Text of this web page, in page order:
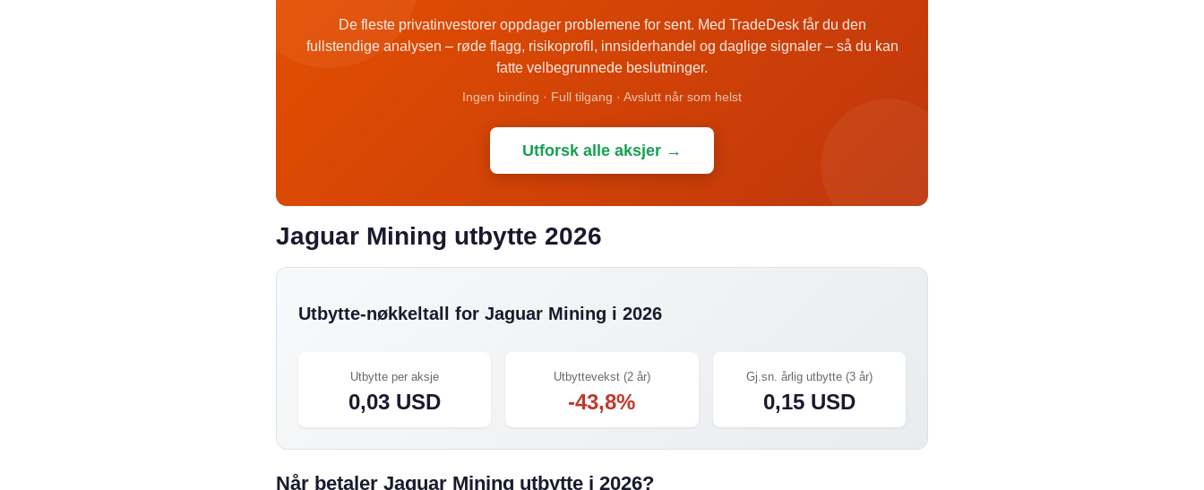
De fleste privatinvestorer oppdager problemene for sent. Med TradeDesk får du den
fullstendige analysen – røde flagg, risikoprofil, innsiderhandel og daglige signaler – så du kan
fatte velbegrunnede beslutninger.
Ingen binding · Full tilgang · Avslutt når som helst
Utforsk alle aksjer →
Jaguar Mining utbytte 2026
Utbytte-nøkkeltall for Jaguar Mining i 2026
Utbytte per aksje
0,03 USD
Utbyttevekst (2 år)
-43,8%
Gj.sn. årlig utbytte (3 år)
0,15 USD
Når betaler Jaguar Mining utbytte i 2026?